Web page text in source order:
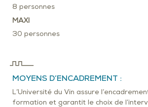
8 personnes
MAXI
30 personnes
MOYENS D’ENCADREMENT :
L’Université du Vin assure
formation et garantit le choix de